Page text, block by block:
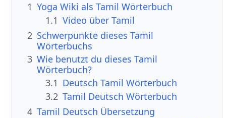
1 Yoga Wiki als Tamil Wörterbuch
1.1 Video über Tamil
2 Schwerpunkte dieses Tamil
Wörterbuchs
3 Wie benutzt du dieses Tamil
Wörterbuch?
3.1 Deutsch Tamil Wörterbuch
3.2 Tamil Deutsch Wörterbuch
4 Tamil Deutsch Übersetzung